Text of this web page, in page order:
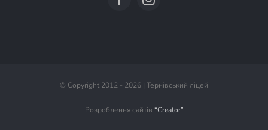
© Copyright 2012 - 2026 | Тернівський ліцей
Розроблення сайтів “Creator”